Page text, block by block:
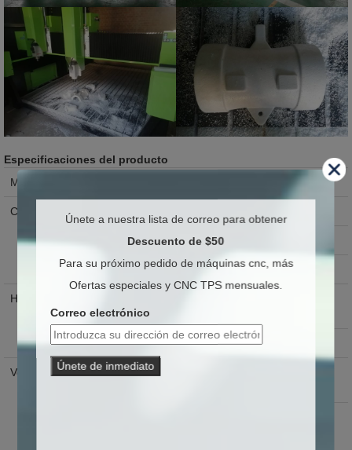
Especificaciones del producto
Modelo
Carrera Carrera X
Carrera Z 500-2000 mm
Huso
Velocidad de trabajo 24000 rpm
Velocidad
Velocidad de desplazamiento
Únete a nuestra lista de correo para obtener
Descuento de $50
Para su próximo pedido de máquinas cnc, más
Ofertas especiales y CNC TPS mensuales.
Correo electrónico
Únete de inmediato